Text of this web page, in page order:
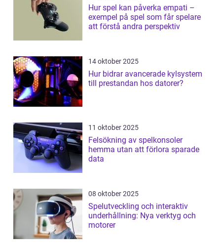
Hur spel kan påverka empati –
exempel på spel som får spelare
att förstå andra perspektiv
14 oktober 2025
Hur bidrar avancerade kylsystem
till prestandan hos datorer?
11 oktober 2025
Felsökning av spelkonsoler
hemma utan att förlora sparade
data
08 oktober 2025
Spelutveckling och interaktiv
underhållning: Nya verktyg och
motorer